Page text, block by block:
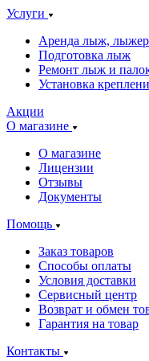
Услуги
Аренда лыж,
Подготовка лыж
Ремонт лыж и
Установка
Акции
О магазине
О магазине
Лицензии
Отзывы
Документы
Помощь
Заказ товаров
Способы оплаты
Условия доставки
Сервисный центр
Возврат и обмен
Гарантия на товар
Контакты